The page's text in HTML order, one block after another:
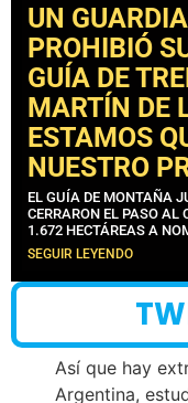
UN
PROHIBIÓ
GUÍA DE
MARTÍN DE
ESTAMOS
NUESTRO
EL GUÍA DE MONTAÑA
CERRARON EL PASO AL
1.672 HECTÁREAS A
SEGUIR LEYENDO
Así que hay
Argentina,